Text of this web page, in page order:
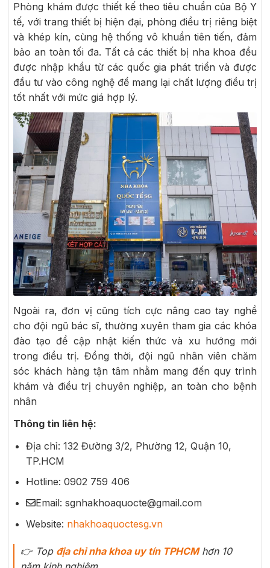
Phòng khám được thiết kế theo tiêu chuẩn của Bộ Y
tế, với trang thiết bị hiện đại, phòng điều trị riêng biệt
và khép kín, cùng hệ thống vô khuẩn tiên tiến, đảm
bảo an toàn tối đa. Tất cả các thiết bị nha khoa đều
được nhập khẩu từ các quốc gia phát triển và được
đầu tư vào công nghệ để mang lại chất lượng điều trị
tốt nhất với mức giá hợp lý.
Ngoài ra, đơn vị cũng tích cực nâng cao tay nghề
cho đội ngũ bác sĩ, thường xuyên tham gia các khóa
đào tạo để cập nhật kiến thức và xu hướng mới
trong điều trị. Đồng thời, đội ngũ nhân viên chăm
sóc khách hàng tận tâm nhằm mang đến quy trình
khám và điều trị chuyên nghiệp, an toàn cho bệnh
nhân
Thông tin liên hệ:
Địa chỉ: 132 Đường 3/2, Phường 12, Quận 10,
TP.HCM
Hotline: 0902 759 406
Email: sgnhakhoaquocte@gmail.com
Website: nhakhoaquoctesg.vn
👉Top địa chỉ nha khoa uy tín TPHCMhơn 10